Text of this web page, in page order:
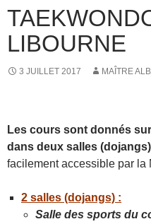
LIBOURNE
3 JUILLET 2017 MAÎTRE
Les cours sont donnés
dans deux salles
facilement accessible par la
2 salles (dojangs) :
Salle des sports du